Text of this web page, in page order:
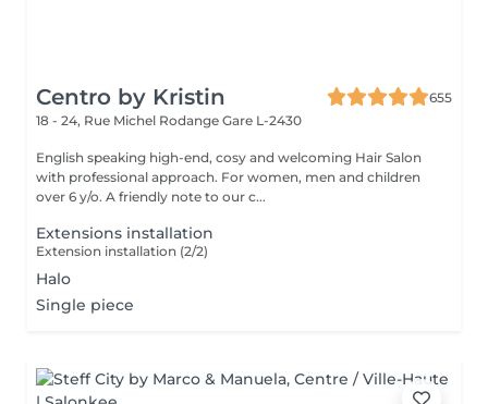
Centro by Kristin
655
18 - 24, Rue Michel Rodange Gare L-2430
English speaking high-end, cosy and welcoming Hair Salon
with professional approach. For women, men and children
over 6 y/o. A friendly note to our c...
Extensions installation
Extension installation (2/2)
Halo
Single piece